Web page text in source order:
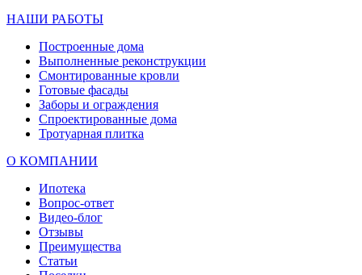
НАШИ РАБОТЫ
Построенные дома
Выполненные реконструкции
Смонтированные кровли
Готовые фасады
Заборы и ограждения
Спроектированные дома
Тротуарная плитка
О КОМПАНИИ
Ипотека
Вопрос-ответ
Видео-блог
Отзывы
Преимущества
Статьи